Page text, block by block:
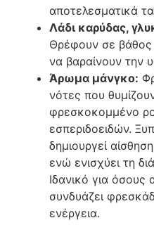
αποτελεσματικά
Λάδι καρύδας,
Θρέφουν σε βάθος
να βαραίνουν την
Άρωμα μάνγκο:
νότες που
φρεσκοκομμένο
εσπεριδοειδών.
δημιουργεί
ενώ ενισχύει τη
Ιδανικό για
συνδυάζει
ενέργεια.